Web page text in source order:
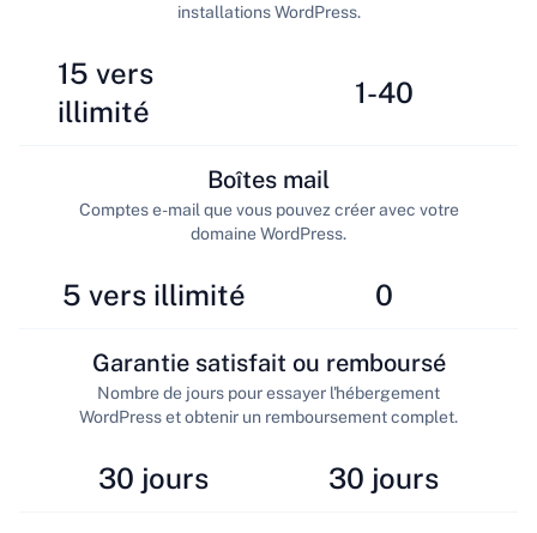
15 vers
illimité
installations WordPress.
1-40
5 vers illimité
Boîtes mail
Comptes e-mail que vous pouvez créer avec votre
domaine WordPress.
0
30 jours
Garantie satisfait ou remboursé
Nombre de jours pour essayer l'hébergement
WordPress et obtenir un remboursement complet.
30 jours